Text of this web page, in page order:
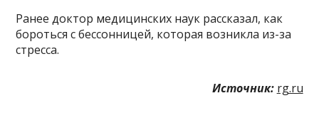
Ранее доктор медицинских наук рассказал, как
бороться с бессонницей, которая возникла из-за
стресса.
Источник: rg.ru